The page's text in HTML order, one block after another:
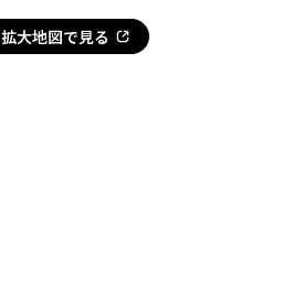
拡大地図で見る